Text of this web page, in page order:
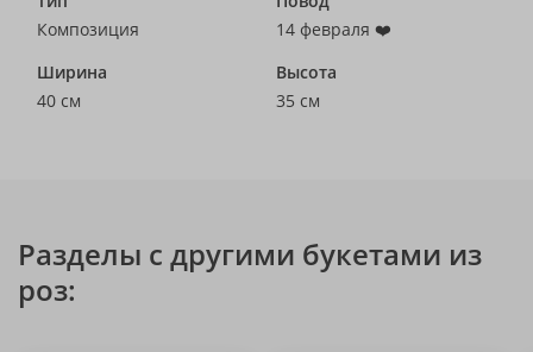
Композиция
14 февраля ❤️
Ширина
40 см
Высота
35 см
Разделы с другими букетами из
роз: